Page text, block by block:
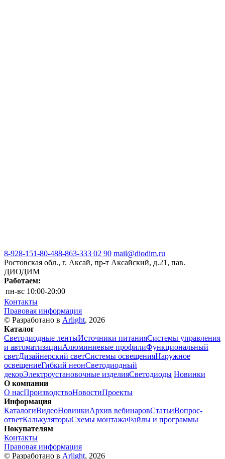
8-928-151-80-488-863-333 02 90 mail@diodim.ru
Ростовская обл., г. Аксай, пр-т Аксайский, д.21, пав.
ДИОДИМ
Работаем:
пн-вс 10:00-20:00
Контакты
Правовая информация
© Разработано в Arlight, 2026
Каталог
Светодиодные лентыИсточники питанияСистемы управления
и автоматизацииАлюминиевые профилиФункциональный
светДизайнерский светСистемы освещенияНаружное
освещениеГибкий неонСветодиодный
декорЭлектроустановочные изделияСветодиоды Новинки
О компании
О насПроизводствоНовостиПроекты
Информация
КаталогиВидеоНовинкиАрхив вебинаровСтатьиВопрос-
ответКалькуляторыСхемы монтажаФайлы и программы
Покупателям
Контакты
Правовая информация
© Разработано в Arlight, 2026